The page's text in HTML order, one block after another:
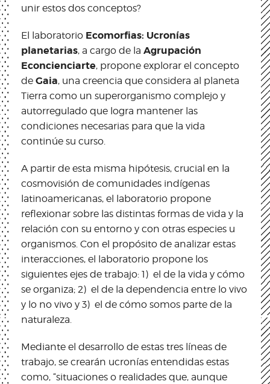
unir estos dos conceptos?
El laboratorio Ecomorfias: Ucronías
planetarias, a cargo de la Agrupación
Econcienciarte, propone explorar el concepto
de Gaia, una creencia que considera al planeta
Tierra como un superorganismo complejo y
autorregulado que logra mantener las
condiciones necesarias para que la vida
continúe su curso.
A partir de esta misma hipótesis, crucial en la
cosmovisión de comunidades indígenas
latinoamericanas, el laboratorio propone
reflexionar sobre las distintas formas de vida y la
relación con su entorno y con otras especies u
organismos. Con el propósito de analizar estas
interacciones, el laboratorio propone los
siguientes ejes de trabajo: 1) el de la vida y cómo
se organiza; 2) el de la dependencia entre lo vivo
y lo no vivo y 3) el de cómo somos parte de la
naturaleza.
Mediante el desarrollo de estas tres líneas de
trabajo, se crearán ucronías entendidas estas
como, “situaciones o realidades que, aunque